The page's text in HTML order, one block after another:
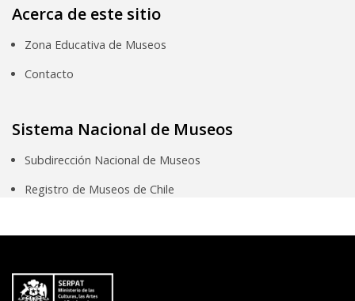
Acerca de este sitio
Zona Educativa de Museos
Contacto
Sistema Nacional de Museos
Subdirección Nacional de Museos
Registro de Museos de Chile